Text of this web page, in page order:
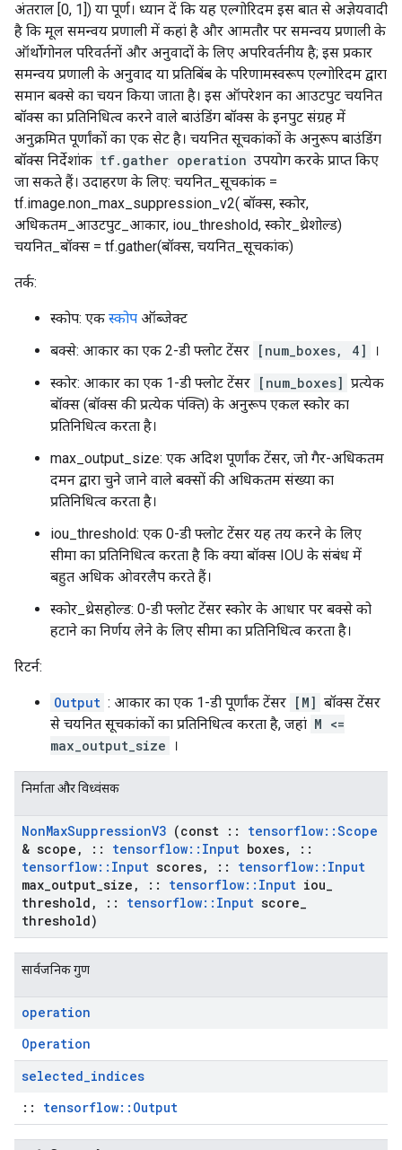
अंतराल [0, 1]) या पूर्ण। ध्यान दें कि यह एल्गोरिदम इस बात से अज्ञेयवादी
है कि मूल समन्वय प्रणाली में कहां है और आमतौर पर समन्वय प्रणाली के
ऑर्थोगोनल परिवर्तनों और अनुवादों के लिए अपरिवर्तनीय है; इस प्रकार
समन्वय प्रणाली के अनुवाद या प्रतिबिंब के परिणामस्वरूप एल्गोरिदम द्वारा
समान बक्से का चयन किया जाता है। इस ऑपरेशन का आउटपुट चयनित
बॉक्स का प्रतिनिधित्व करने वाले बाउंडिंग बॉक्स के इनपुट संग्रह में
अनुक्रमित पूर्णांकों का एक सेट है। चयनित सूचकांकों के अनुरूप बाउंडिंग
बॉक्स निर्देशांक tf.gather operation उपयोग करके प्राप्त किए
जा सकते हैं। उदाहरण के लिए: चयनित_सूचकांक =
tf.image.non_max_suppression_v2( बॉक्स, स्कोर,
अधिकतम_आउटपुट_आकार, iou_threshold, स्कोर_थ्रेशोल्ड)
चयनित_बॉक्स = tf.gather(बॉक्स, चयनित_सूचकांक)
तर्क:
स्कोप: एक स्कोप ऑब्जेक्ट
बक्से: आकार का एक 2-डी फ्लोट टेंसर [num_boxes, 4]
।
स्कोर: आकार का एक 1-डी फ्लोट टेंसर [num_boxes] प्रत्येक
बॉक्स (बॉक्स की प्रत्येक पंक्ति) के अनुरूप एकल स्कोर का
प्रतिनिधित्व करता है।
max_output_size: एक अदिश पूर्णांक टेंसर, जो गैर-अधिकतम
दमन द्वारा चुने जाने वाले बक्सों की अधिकतम संख्या का
प्रतिनिधित्व करता है।
iou_threshold: एक 0-डी फ्लोट टेंसर यह तय करने के लिए
सीमा का प्रतिनिधित्व करता है कि क्या बॉक्स IOU के संबंध में
बहुत अधिक ओवरलैप करते हैं।
स्कोर_थ्रेसहोल्ड: 0-डी फ्लोट टेंसर स्कोर के आधार पर बक्से को
हटाने का निर्णय लेने के लिए सीमा का प्रतिनिधित्व करता है।
रिटर्न:
Output : आकार का एक 1-डी पूर्णांक टेंसर [M] बॉक्स टेंसर
से चयनित सूचकांकों का प्रतिनिधित्व करता है, जहां M <=
max_output_size
।
निर्माता और विध्वंसक
NonMaxSuppressionV3 (const :: tensorflow::Scope
& scope , :: tensorflow:: Input boxes,
::
tensorflow:: Input scores, :: tensorflow:: Input
max output size , :: tensorflow:: Input iou
threshold , :: tensorflow:: Input score
threshold)
सार्वजनिक गुण
operation
Operation
selected_indices
:: tensorflow::Output